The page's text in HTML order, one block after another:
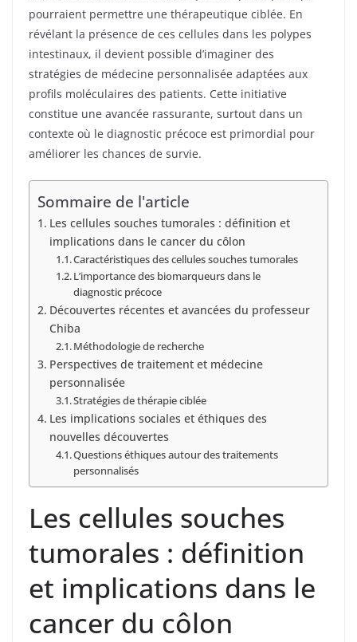
pourraient permettre une thérapeutique ciblée. En
révélant la présence de ces cellules dans les polypes
intestinaux, il devient possible d’imaginer des
stratégies de médecine personnalisée adaptées aux
profils moléculaires des patients. Cette initiative
constitue une avancée rassurante, surtout dans un
contexte où le diagnostic précoce est primordial pour
améliorer les chances de survie.
Sommaire de l'article
Les cellules souches tumorales : définition et
implications dans le cancer du côlon
Caractéristiques des cellules souches tumorales
L’importance des biomarqueurs dans le
diagnostic précoce
Découvertes récentes et avancées du professeur
Chiba
Méthodologie de recherche
Perspectives de traitement et médecine
personnalisée
Stratégies de thérapie ciblée
Les implications sociales et éthiques des
nouvelles découvertes
Questions éthiques autour des traitements
personnalisés
Les cellules souches
tumorales : définition
et implications dans le
cancer du côlon